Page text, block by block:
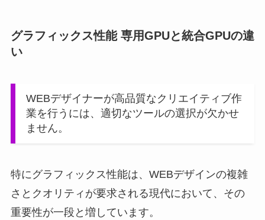
グラフィックス性能 専用GPUと統合GPUの違
い
WEBデザイナーが高品質なクリエイティブ作
業を行うには、適切なツールの選択が欠かせ
ません。
特にグラフィックス性能は、WEBデザインの複雑
さとクオリティが要求される現代において、その
重要性が一段と増しています。